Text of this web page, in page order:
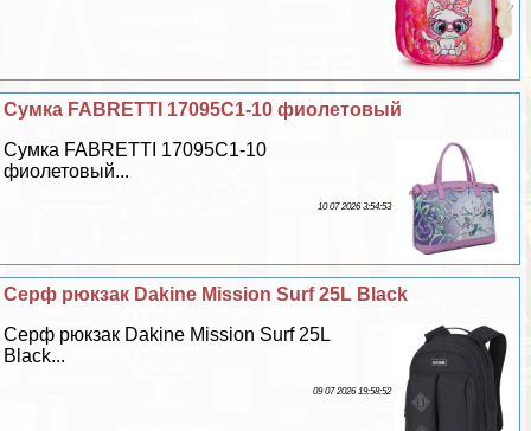
Сумка FABRETTI 17095C1-10 фиолетовый
Сумка FABRETTI 17095C1-10
фиолетовый...
10 07 2026 3:54:53
Серф рюкзак Dakine Mission Surf 25L Black
Серф рюкзак Dakine Mission Surf 25L
Black...
09 07 2026 19:58:52